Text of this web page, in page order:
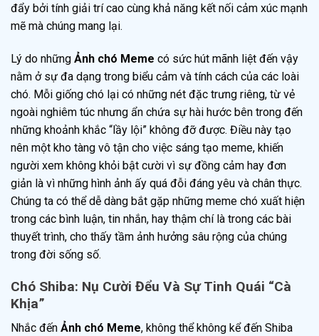
đẩy bởi tính giải trí cao cùng khả năng kết nối cảm xúc mạnh
mẽ mà chúng mang lại.
Lý do những Ảnh chó Meme có sức hút mãnh liệt đến vậy
nằm ở sự đa dạng trong biểu cảm và tính cách của các loài
chó. Mỗi giống chó lại có những nét đặc trưng riêng, từ vẻ
ngoài nghiêm túc nhưng ẩn chứa sự hài hước bên trong đến
những khoảnh khắc “lầy lội” không đỡ được. Điều này tạo
nên một kho tàng vô tận cho việc sáng tạo meme, khiến
người xem không khỏi bật cười vì sự đồng cảm hay đơn
giản là vì những hình ảnh ấy quá đỗi đáng yêu và chân thực.
Chúng ta có thể dễ dàng bắt gặp những meme chó xuất hiện
trong các bình luận, tin nhắn, hay thậm chí là trong các bài
thuyết trình, cho thấy tầm ảnh hưởng sâu rộng của chúng
trong đời sống số.
Chó Shiba: Nụ Cười Đểu Và Sự Tinh Quái “Cà
Khịa”
Nhắc đến Ảnh chó Meme, không thể không kể đến Shiba